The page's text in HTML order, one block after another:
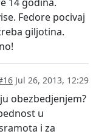
Fedore pocivaj
giljotina.
Jul 26, 2013, 12:29
obezbedjenjem?
u
i za